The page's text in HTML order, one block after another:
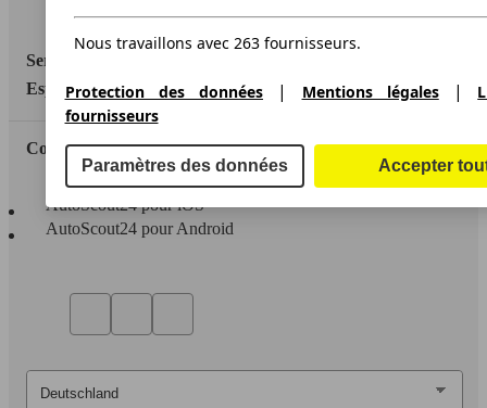
Service
Espace Pro
Contact
AutoScout24 pour iOS
AutoScout24 pour Android
Nous travaillons avec 263 fournisseurs.
Protection des données | Mentions légales|
fournisseurs
Paramètres des données Accepter